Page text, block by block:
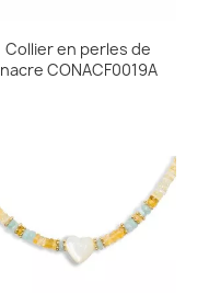
Collier en perles de
nacre CONACF0019A